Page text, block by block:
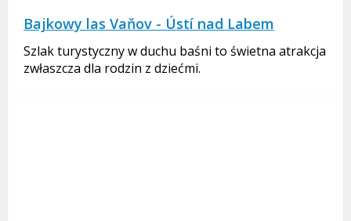
Bajkowy las Vaňov - Ústí nad Labem
Szlak turystyczny w duchu baśni to świetna atrakcja
zwłaszcza dla rodzin z dziećmi.